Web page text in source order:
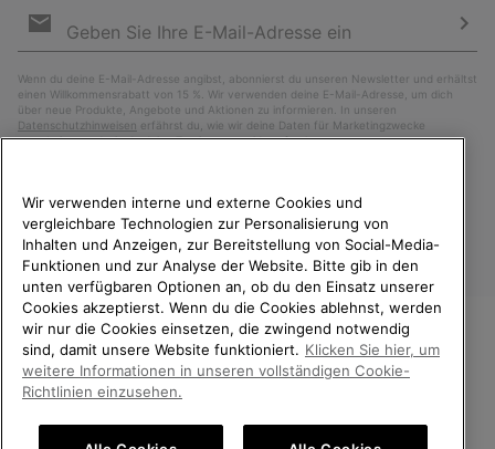
Anmeldung
Wenn du deine E-Mail-Adresse angibst, abonnierst du unseren Newsletter und erhältst
einen Willkommensrabatt von 15 %. Wir verwenden deine E-Mail-Adresse, um dich
über neue Produkte, Angebote und Aktionen zu informieren. In unseren
Datenschutzhinweisen erfährst du, wie wir deine Daten für Marketingzwecke
verarbeiten und wie du deine Zustimmung widerrufen kannst.
Deutschland
©2026SOREL. Alle Rechte vorbehalten.
Datenschutz Nutzungsbedingungen
WILLKOMMEN BEI SOREL.
BITTE WÄHLEN SIE IHR
LIEFERLAND.
Wir verwenden interne und externe Cookies und
vergleichbare Technologien zur Personalisierung von
Inhalten und Anzeigen, zur Bereitstellung von Social-Media-
Funktionen und zur Analyse der Website. Bitte gib in den
unten verfügbaren Optionen an, ob du den Einsatz unserer
Cookies akzeptierst. Wenn du die Cookies ablehnst, werden
wir nur die Cookies einsetzen, die zwingend notwendig
sind, damit unsere Website funktioniert. Klicken Sie hier, um
weitere Informationen in unseren vollständigen Cookie-
Richtlinien einzusehen.